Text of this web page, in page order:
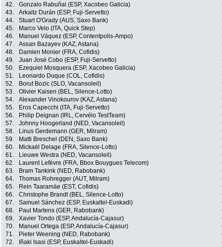
42.
Gonzalo Rabuñal (ESP, Xacobeo Galicia)
43.
Arkaitz Durán (ESP, Fuji-Servetto)
44.
Stuart O'Grady (AUS, Saxo Bank)
45.
Marco Velo (ITA, Quick Step)
46.
Manuel Váquez (ESP, Contentpolis-Ampo)
47.
Assan Bazayev (KAZ, Astana)
48.
Damien Monier (FRA, Cofidis)
49.
Juan José Cobo (ESP, Fuji-Servetto)
50.
Ezequiel Mosquera (ESP, Xacobeo Galicia)
51.
Leonardo Duque (COL, Cofidis)
52.
Borut Bozic (SLO, Vacansoleil)
53.
Olivier Kaisen (BEL, Silence-Lotto)
54.
Alexander Vinokourov (KAZ, Astana)
55.
Eros Capecchi (ITA, Fuji-Servetto)
56.
Philip Deignan (IRL, Cervélo TestTeam)
57.
Johnny Hoogerland (NED, Vacansoleil)
58.
Linus Gerdemann (GER, Milram)
59.
Matti Breschel (DEN, Saxo Bank)
60.
Mickaël Delage (FRA, Silence-Lotto)
61.
Lieuwe Westra (NED, Vacansoleil)
62.
Laurent Lefèvre (FRA, Bbox Bouygues Telecom)
63.
Bram Tankink (NED, Rabobank)
64.
Thomas Rohregger (AUT, Milram)
65.
Rein Taaramäe (EST, Cofidis)
66.
Christophe Brandt (BEL, Silence-Lotto)
67.
Samuel Sánchez (ESP, Euskaltel-Euskadi)
68.
Paul Martens (GER, Rabobank)
69.
Xavier Tondo (ESP, Andalucía-Cajasur)
70.
Manuel Ortega (ESP, Andalucía-Cajasur)
71.
Pieter Weening (NED, Rabobank)
72.
Iñaki Isasi (ESP, Euskaltel-Euskadi)